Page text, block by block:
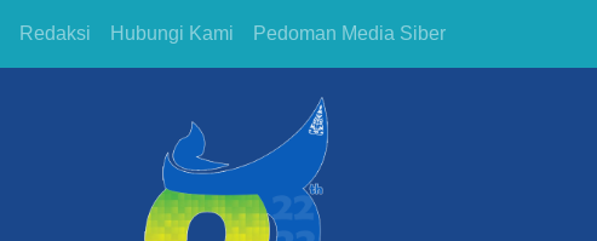
Redaksi Hubungi Kami Pedoman Media Siber